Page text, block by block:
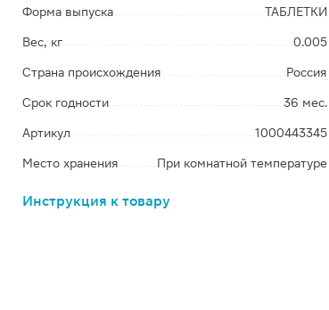
Форма выпуска ТАБЛЕТКИ
Вес, кг 0.005
Страна происхождения Россия
Срок годности 36 мес.
Артикул 1000443345
Место хранения При комнатной температуре
Инструкция к товару